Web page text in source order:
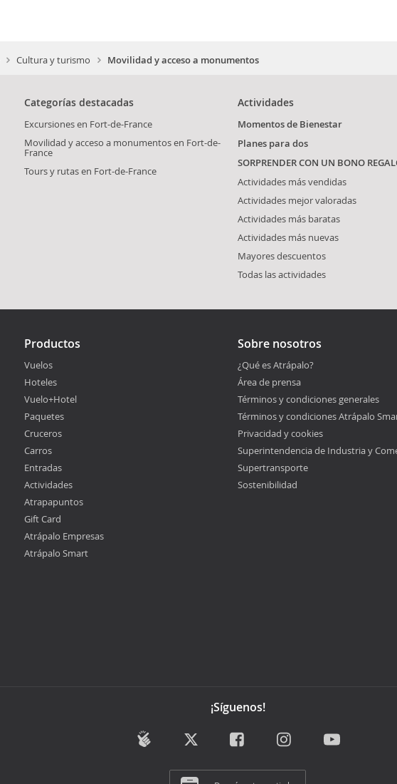
Cultura y turismo Movilidad y acceso a monumentos
Categorías destacadas
Excursiones en Fort-de-France
Movilidad y acceso a monumentos en Fort-de-
France
Tours y rutas en Fort-de-France
Actividades
Momentos de Bienestar
Planes para dos
SORPRENDER CON UN BONO
Actividades más vendidas
Actividades mejor valoradas
Actividades más baratas
Actividades más nuevas
Mayores descuentos
Todas las actividades
Productos
Vuelos
Hoteles
Vuelo+Hotel
Paquetes
Cruceros
Carros
Entradas
Actividades
Atrapapuntos
Gift Card
Atrápalo Empresas
Atrápalo Smart
Sobre nosotros
¿Qué es Atrápalo?
Área de prensa
Términos y condiciones generales
Términos y condiciones Atrápalo
Privacidad y cookies
Superintendencia de Industria y
Supertransporte
Sostenibilidad
¡Síguenos!